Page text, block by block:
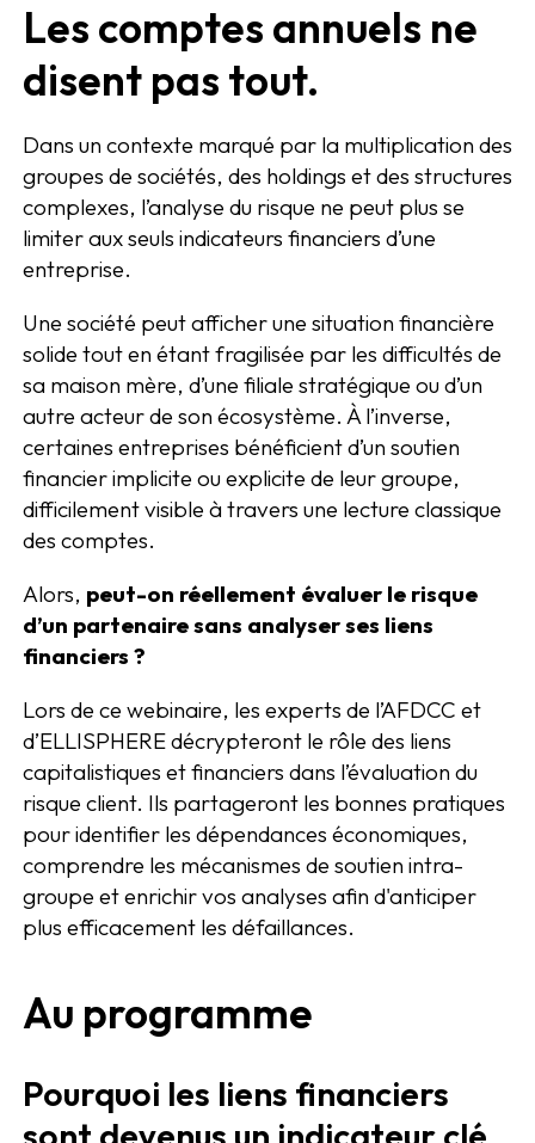
Les comptes annuels ne
disent pas tout.
Dans un contexte marqué par la multiplication des
groupes de sociétés, des holdings et des structures
complexes, l’analyse du risque ne peut plus se
limiter aux seuls indicateurs financiers d’une
entreprise.
Une société peut afficher une situation financière
solide tout en étant fragilisée par les difficultés de
sa maison mère, d’une filiale stratégique ou d’un
autre acteur de son écosystème. À l’inverse,
certaines entreprises bénéficient d’un soutien
financier implicite ou explicite de leur groupe,
difficilement visible à travers une lecture classique
des comptes.
Alors, peut-on réellement évaluer le risque
d’un partenaire sans analyser ses liens
financiers ?
Lors de ce webinaire, les experts de l’AFDCC et
d’ELLISPHERE décrypteront le rôle des liens
capitalistiques et financiers dans l’évaluation du
risque client. Ils partageront les bonnes pratiques
pour identifier les dépendances économiques,
comprendre les mécanismes de soutien intra-
groupe et enrichir vos analyses afin d'anticiper
plus efficacement les défaillances.
Au programme
Pourquoi les liens financiers